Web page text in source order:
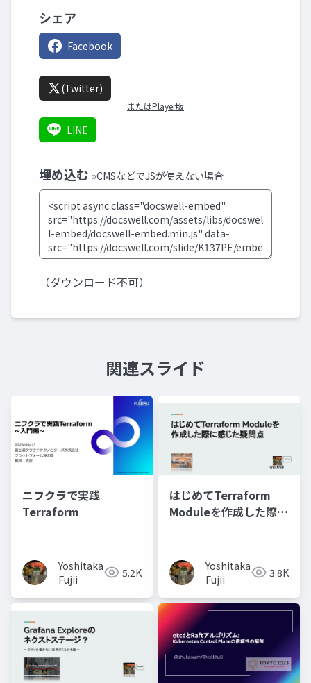
シェア
Facebook
(Twitter)
またはPlayer版
LINE
埋め込む »CMSなどでJSが使えない場合
（ダウンロード不可）
関連スライド
ニフクラで実践
Terraform
Yoshitaka
Fujii
5.2K
はじめてTerraform
Moduleを作成した際に
Yoshitaka
Fujii
3.8K